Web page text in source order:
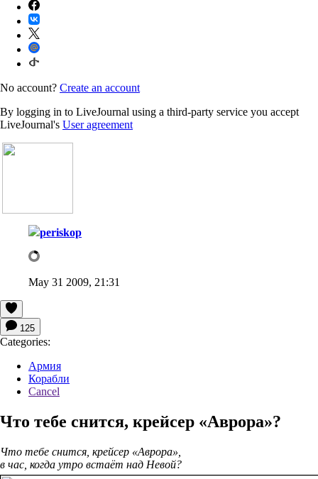
No account? Create an account
By logging in to LiveJournal using a third-party service you accept
LiveJournal's User agreement
periskop
May 31 2009, 21:31
125
Categories:
Армия
Корабли
Cancel
Что тебе снится, крейсер «Аврора»?
Что тебе снится, крейсер «Аврора»,
в час, когда утро встаёт над Невой?